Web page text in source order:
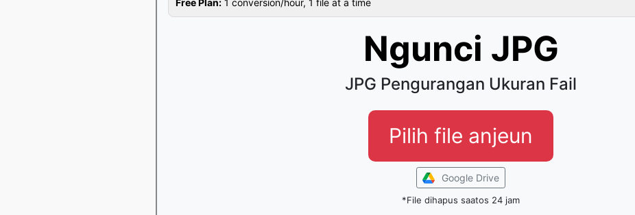
Free Plan: 1 conversion/hour, 1 file at a time
Ngunci JPG
JPG Pengurangan Ukuran Fail
Pilih file anjeun
Google Drive
*File dihapus saatos 24 jam